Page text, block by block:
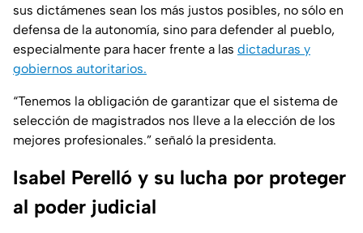
sus dictámenes sean los más justos posibles, no sólo en
defensa de la autonomía, sino para defender al pueblo,
especialmente para hacer frente a las dictaduras y
gobiernos autoritarios.
“Tenemos la obligación de garantizar que el sistema de
selección de magistrados nos lleve a la elección de los
mejores profesionales.” señaló la presidenta.
Isabel Perelló y su lucha por proteger
al poder judicial